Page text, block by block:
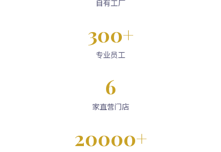
自有工厂
300+
专业员工
6
家直营门店
20000+